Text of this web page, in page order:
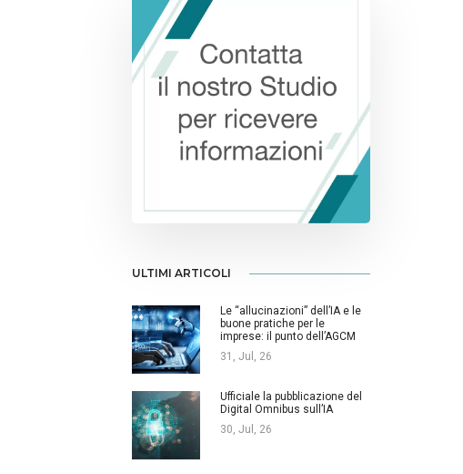
ULTIMI ARTICOLI
Le “allucinazioni” dell’IA e le
buone pratiche per le
imprese: il punto dell’AGCM
31, Jul, 26
Ufficiale la pubblicazione del
Digital Omnibus sull’IA
30, Jul, 26